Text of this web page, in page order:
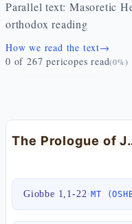
Parallel text: Masoretic
orthodox reading
How we read the text→
0 of 267 pericopes read(0%)
The Prologue
Giobbe 1,1-22·MT